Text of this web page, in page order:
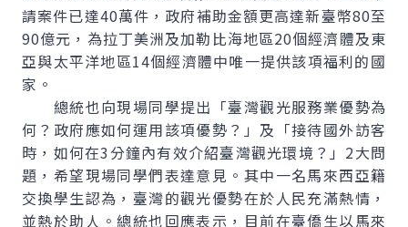
請案件已達40萬件，政府補助金額更高達新臺幣80至
90億元，為拉丁美洲及加勒比海地區20個經濟體及東
亞與太平洋地區14個經濟體中唯一提供該項福利的國
家。
總統也向現場同學提出「臺灣觀光服務業優勢為
何？政府應如何運用該項優勢？」及「接待國外訪客
時，如何在3分鐘內有效介紹臺灣觀光環境？」2大問
題，希望現場同學們表達意見。其中一名馬來西亞籍
交換學生認為，臺灣的觀光優勢在於人民充滿熱情，
並熱於助人。總統也回應表示，目前在臺僑生以馬來